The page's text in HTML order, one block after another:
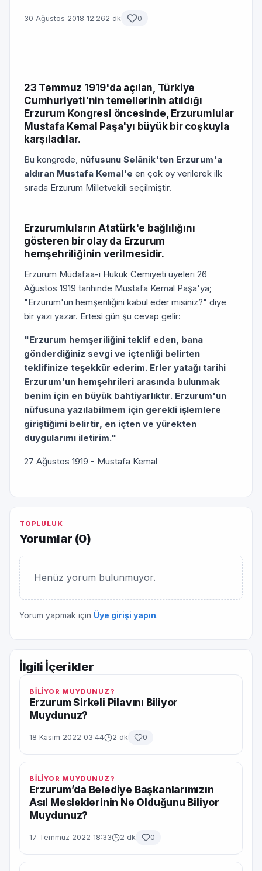
30 Ağustos 2018 12:262 dk 0
23 Temmuz 1919'da açılan, Türkiye
Cumhuriyeti'nin temellerinin atıldığı
Erzurum Kongresi öncesinde, Erzurumlular
Mustafa Kemal Paşa'yı büyük bir coşkuyla
karşıladılar.
Bu kongrede, nüfusunu Selânik'ten Erzurum'a
aldıran Mustafa Kemal'e en çok oy verilerek ilk
sırada Erzurum Milletvekili seçilmiştir.
Erzurumluların Atatürk'e bağlılığını
gösteren bir olay da Erzurum
hemşehriliğinin verilmesidir.
Erzurum Müdafaa-i Hukuk Cemiyeti üyeleri 26
Ağustos 1919 tarihinde Mustafa Kemal Paşa'ya;
"Erzurum'un hemşeriliğini kabul eder misiniz?" diye
bir yazı yazar. Ertesi gün şu cevap gelir:
"Erzurum hemşeriliğini teklif eden, bana
gönderdiğiniz sevgi ve içtenliği belirten
teklifinize teşekkür ederim. Erler yatağı tarihi
Erzurum'un hemşehrileri arasında bulunmak
benim için en büyük bahtiyarlıktır. Erzurum'un
nüfusuna yazılabilmem için gerekli işlemlere
giriştiğimi belirtir, en içten ve yürekten
duygularımı iletirim."
27 Ağustos 1919 - Mustafa Kemal
TOPLULUK
Yorumlar (0)
Henüz yorum bulunmuyor.
Yorum yapmak için Üye girişi yapın.
İlgili İçerikler
BİLİYOR MUYDUNUZ?
Erzurum Sirkeli Pilavını Biliyor
Muydunuz?
18 Kasım 2022 03:44 2 dk 0
BİLİYOR MUYDUNUZ?
Erzurum’da Belediye Başkanlarımızın
Asıl Mesleklerinin Ne Olduğunu Biliyor
Muydunuz?
17 Temmuz 2022 18:33 2 dk 0